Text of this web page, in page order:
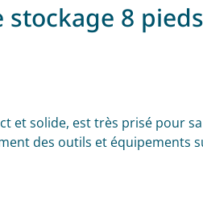
8
et solide, est très prisé pour
des outils et équipements